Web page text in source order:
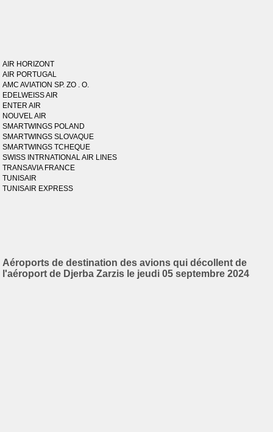
AIR HORIZONT
AIR PORTUGAL
AMC AVIATION SP. ZO . O.
EDELWEISS AIR
ENTER AIR
NOUVEL AIR
SMARTWINGS POLAND
SMARTWINGS SLOVAQUE
SMARTWINGS TCHEQUE
SWISS INTRNATIONAL AIR LINES
TRANSAVIA FRANCE
TUNISAIR
TUNISAIR EXPRESS
Aéroports de destination des avions qui décollent de
l'aéroport de Djerba Zarzis le jeudi 05 septembre 2024